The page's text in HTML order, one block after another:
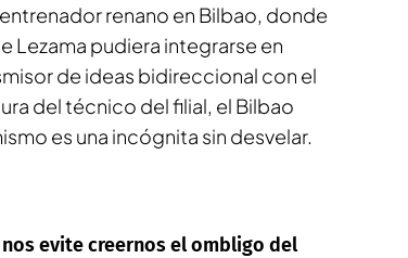
renano en Bilbao, donde
Lezama pudiera integrarse en
de ideas bidireccional con el
del técnico del filial, el Bilbao
es una incógnita sin desvelar.
evite creernos el ombligo del